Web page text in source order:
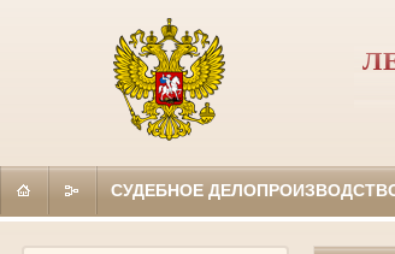
СУДЕБНОЕ